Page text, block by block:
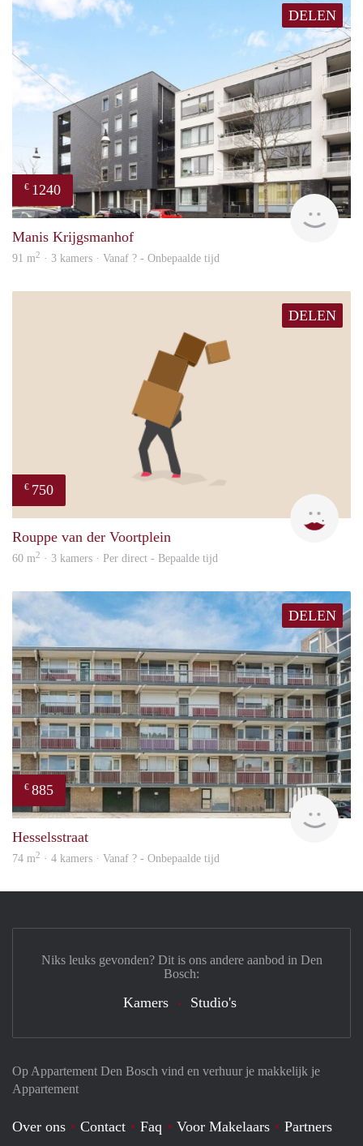
DELEN
€ 1240
Manis Krijgsmanhof
91 m2 · 3 kamers · Vanaf ? - Onbepaalde tijd
DELEN
€ 750
Rouppe van der Voortplein
60 m2 · 3 kamers · Per direct - Bepaalde tijd
DELEN
€ 885
rent
Hesselsstraat
74 m2 · 4 kamers · Vanaf ? - Onbepaalde tijd
Op Appartement Den Bosch vind en verhuur je makkelijk je
Appartement
Over ons Contact Faq Voor Makelaars Partners
Niks leuks gevonden? Dit is ons andere aanbod in Den
Bosch:
Kamers Studio's